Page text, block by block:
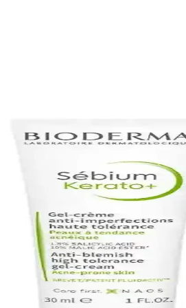
önerileriyle cilt sağlığını koruma ve
Çözüm Arayışları
onarımını destekler, kullanımı ve
Yöntemleri
Doğru ürün seçimi ve düzenli
Seçimi ve Kullanımı Rehberi
ve seçim ipuçlarıyla cilt